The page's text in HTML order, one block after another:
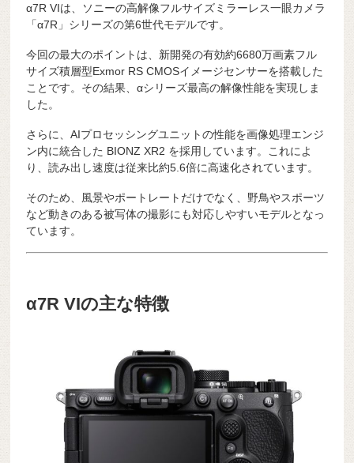
α7R VIは、ソニーの高解像フルサイズミラーレス一眼カメラ
「α7R」シリーズの第6世代モデルです。
今回の最大のポイントは、新開発の有効約6680万画素フル
サイズ積層型Exmor RS CMOSイメージセンサーを搭載した
ことです。その結果、αシリーズ最高の解像性能を実現しま
した。
さらに、AIプロセッシングユニットの性能を画像処理エンジ
ン内に統合した BIONZ XR2 を採用しています。これによ
り、読み出し速度は従来比約5.6倍に高速化されています。
そのため、風景やポートレートだけでなく、野鳥やスポーツ
など動きのある被写体の撮影にも対応しやすいモデルとなっ
ています。
α7R VIの主な特徴